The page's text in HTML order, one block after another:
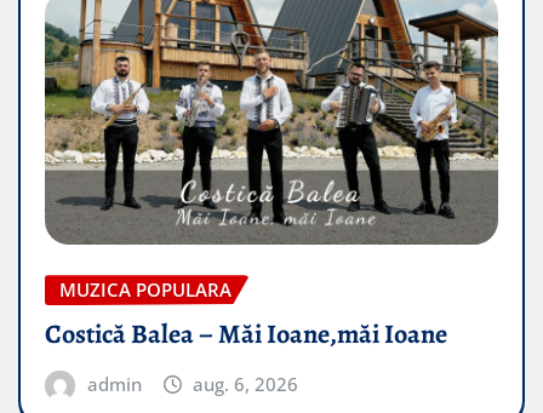
MUZICA POPULARA
Costică Balea – Măi Ioane,măi Ioane
admin aug. 6, 2026